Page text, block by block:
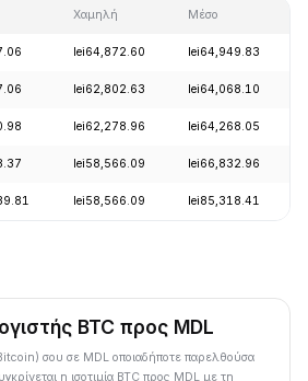
Χαμηλή Μέσο
lei64,872.60 lei64,949.83
lei62,802.63 lei64,068.10
lei62,278.96 lei64,268.05
lei58,566.09 lei66,832.96
lei58,566.09 lei85,318.41
BTC προς MDL
σου σε MDL οποιαδήποτε παρελθούσα
η ισοτιμία BTC προς MDL με τη